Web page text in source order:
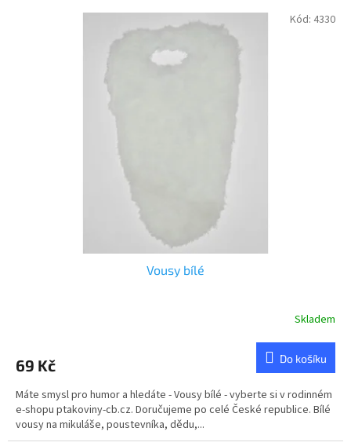
Vousy bílé
Skladem
69 Kč Do košíku
Máte smysl pro humor a hledáte - Vousy bílé - vyberte si v rodinném
e-shopu ptakoviny-cb.cz. Doručujeme po celé České republice. Bílé
vousy na mikuláše, poustevníka, dědu,...
Kód: 4330